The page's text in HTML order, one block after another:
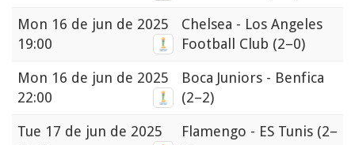
Mon 16 de jun de 2025
19:00
Chelsea - Los Angeles
Football Club (2–0)
Mon 16 de jun de 2025
22:00
Boca Juniors - Benfica
(2–2)
Tue 17 de jun de 2025
Flamengo - ES Tunis (2–